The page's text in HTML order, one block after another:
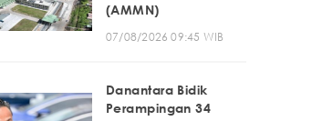
(AMMN)
07/08/2026 09:45 WIB
Danantara Bidik
Perampingan 34